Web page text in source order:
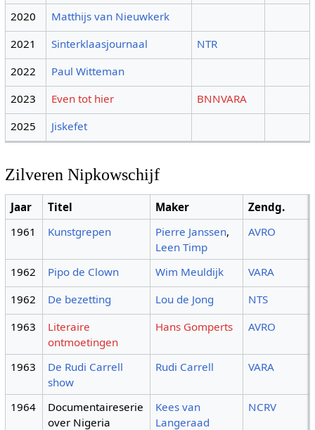
2020
Matthijs van Nieuwkerk
2021
Sinterklaasjournaal
NTR
2022
Paul Witteman
2023
Even tot hier
BNNVARA
2025
Jiskefet
Zilveren Nipkowschijf
Jaar Titel Maker Zendg.
1961
Kunstgrepen Pierre Janssen,
Leen Timp
AVRO
1962 Pipo de Clown Wim Meuldijk
VARA
1962
De bezetting Lou de Jong
NTS
1963
Literaire
ontmoetingen
Hans Gomperts AVRO
1963
De Rudi Carrell
show
Rudi Carrell VARA
1964
Documentaireserie
over Nigeria
Kees van
Langeraad
NCRV